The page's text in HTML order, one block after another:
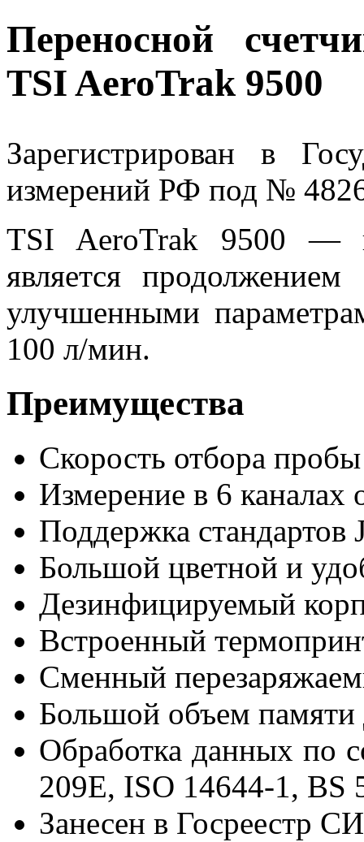
Переносной
TSI AeroTrak 9500
Зарегистрирован в
измерений РФ под №
TSI AeroTrak 9500 ―
является
улучшенными
100 л/мин.
Преимущества
Скорость отбора
Измерение в 6 каналах
Поддержка стандартов
Большой цветной и
Дезинфицируемый
Встроенный
Сменный
Большой объем
Обработка данных по
209E, ISO 14644-1, BS
Занесен в Госреестр СИ